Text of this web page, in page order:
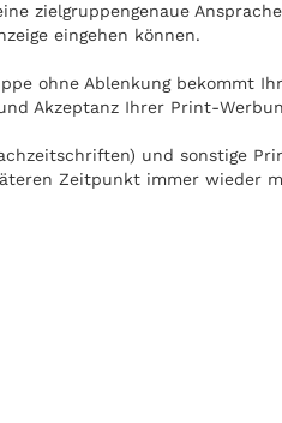
zielgruppengenaue
eingehen können.
ohne Ablenkung bekommt
Akzeptanz Ihrer Print-
und sonstige
Zeitpunkt immer wieder
zum Beispiel in Zug oder